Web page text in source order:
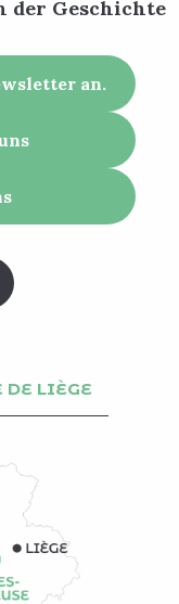
der Geschichte
an.
DE LIÈGE